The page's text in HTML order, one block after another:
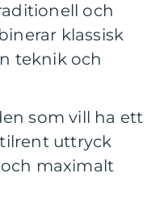
och
klassisk
teknik och
som vill ha ett
uttryck
maximalt